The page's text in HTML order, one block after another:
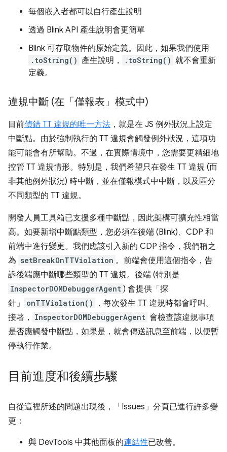
每個嵌入者都可以自行產生說明
透過 Blink API 產生說明會更簡單
Blink 可存取物件的原始定義。因此，如果我們使用
.toString() 產生說明， .toString() 就不會重新
定義。
違規中斷 (在「僅報表」模式中)
目前偵錯 TT 違規的唯一方法 ，就是在 JS 例外狀況上設定
中斷點。由於強制執行的 TT 違規會觸發例外狀況，這項功
能可能會有所幫助。不過，在實際情境中，您需要更精細地
控管 TT 違規情形。特別是，我們希望只在發生 TT 違規 (而
非其他例外狀況) 時中斷，並在僅報模式中中斷，以及區分
不同類型的 TT 違規。
開發人員工具箱已支援多種中斷點，因此架構可擴充性相當
高。如要新增中斷點類型，您必須在後端 (Blink)、CDP 和
前端中進行變更。我們應該引入新的 CDP 指令，我們稱之
為 setBreakOnTTViolation 。前端會使用這個指令，告
訴後端應中斷哪些類型的 TT 違規。後端 (特別是
InspectorDOMDebuggerAgent ) 會提供「探
針」
onTTViolation()
，每次發生 TT 違規時都會呼叫。
接著，
InspectorDOMDebuggerAgent 會檢查該違規事項
是否應觸發中斷點，如果是，就會傳送訊息至前端，以便暫
停執行作業。
目前進度和後續步驟
自從這裡所述的問題出現後，「Issues」 分頁已進行許多變
更：
與 DevTools 中其他面板的連結性已改善。